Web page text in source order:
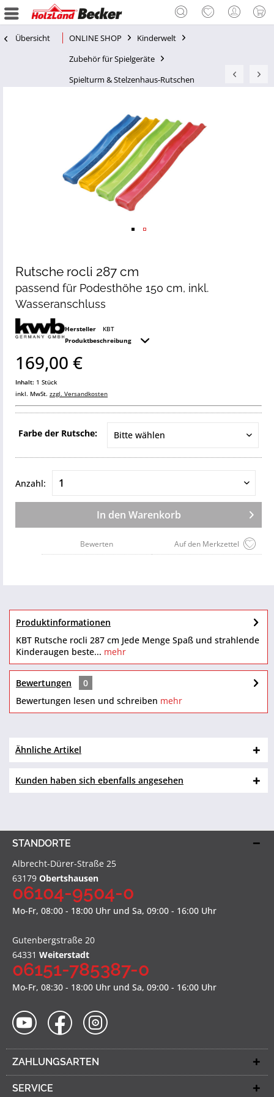
Übersicht ONLINE SHOP
Kinderwelt
Zubehör für Spielgeräte
Spielturm & Stelzenhaus-Rutschen
Rutsche rocli 287 cm
passend für Podesthöhe 150 cm, inkl.
Wasseranschluss
Hersteller
KBT
Produktbeschreibung
169,00 €
Inhalt: 1 Stück
inkl. MwSt. zzgl. Versandkosten
Farbe der Rutsche:
Anzahl:
In den Warenkorb
Auf den Merkzettel
Bewerten
Produktinformationen
KBT Rutsche rocli 287 cm Jede Menge Spaß und strahlende
Kinderaugen beste... mehr
Bewertungen
0
Bewertungen lesen und schreiben mehr
Ähnliche Artikel
Kunden haben sich ebenfalls angesehen
STANDORTE
Albrecht-Dürer-Straße 25
63179 Obertshausen
06104-9504-0
Mo-Fr, 08:00 - 18:00 Uhr und Sa, 09:00 - 16:00 Uhr
Gutenbergstraße 20
64331 Weiterstadt
06151-785387-0
Mo-Fr, 08:30 - 18:00 Uhr und Sa, 09:00 - 16:00 Uhr
ZAHLUNGSARTEN
SERVICE